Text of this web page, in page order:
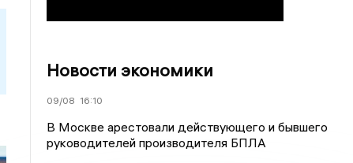
Новости экономики
09/08 16:10
В Москве арестовали действующего и бывшего
руководителей производителя БПЛА